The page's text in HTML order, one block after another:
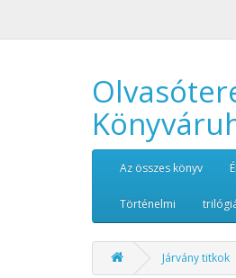
Az összes könyv
Történelmi
Járvány titkok